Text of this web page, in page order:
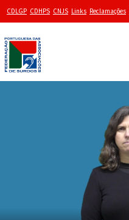
CDLGP CDHPS CNJS Links Reclamações